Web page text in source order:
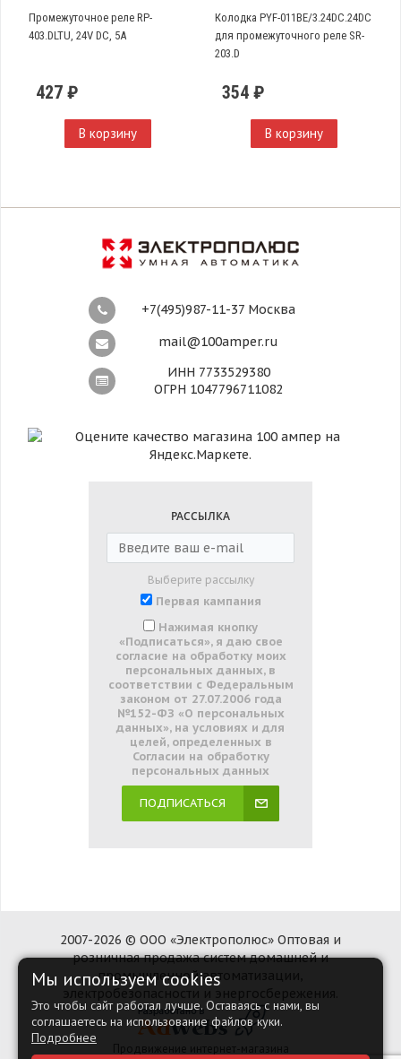
Промежуточное реле RP-
403.DLTU, 24V DC, 5A
427 ₽
В корзину
Колодка PYF-011BE/3.24DC.24DC
для промежуточного реле SR-
203.D
354 ₽
В корзину
+7(495)987-11-37 Москва
mail@100amper.ru
ИНН 7733529380
ОГРН 1047796711082
РАССЫЛКА
Выберите рассылку
Первая кампания
Нажимая кнопку
«Подписаться», я даю свое
согласие на обработку моих
персональных данных, в
соответствии с Федеральным
законом от 27.07.2006 года
№152-ФЗ «О персональных
данных», на условиях и для
целей, определенных в
Согласии на обработку
персональных данных
ПОДПИСАТЬСЯ
2007-2026 © ООО «Электрополюс» Оптовая и
розничная продажа систем домашней и
промышленной автоматизации,
электробезопасности и энергосбережения.
Мы используем cookies
Это чтобы сайт работал лучше. Оставаясь с нами, вы
соглашаетесь на использование файлов куки.
Подробнее